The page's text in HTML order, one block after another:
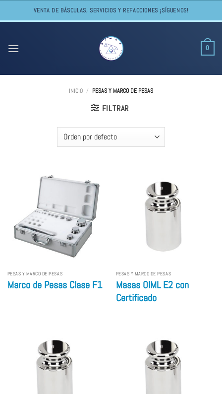
VENTA DE BÁSCULAS, SERVICIOS Y REFACCIONES ¡SÍGUENOS!
0
INICIO / PESAS Y MARCO DE PESAS
FILTRAR
PESAS Y MARCO DE PESAS
Marco de Pesas Clase F1
PESAS Y MARCO DE PESAS
Masas OIML E2 con
Certificado